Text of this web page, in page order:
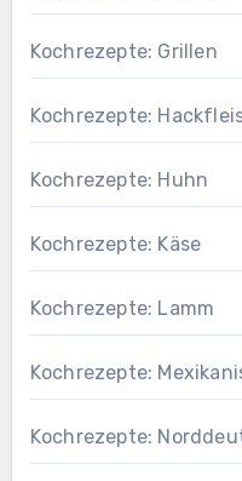
Kochrezepte: Grillen
Kochrezepte:
Kochrezepte: Huhn
Kochrezepte: Käse
Kochrezepte: Lamm
Kochrezepte:
Kochrezepte: